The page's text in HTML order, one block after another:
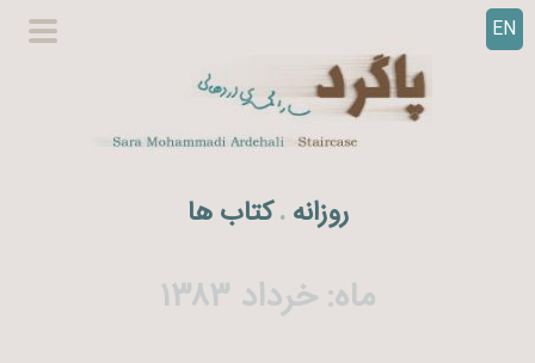
EN
روزانه . کتاب ها
ماه:خرداد ۱۳۸۳